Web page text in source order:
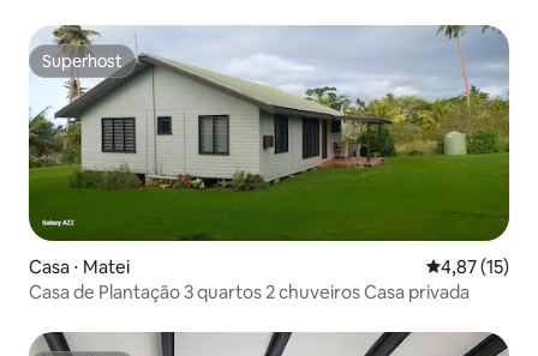
Superhost
Superhost
Casa ⋅ Matei 4,87 de uma
4,87 (15)
Casa de Plantação 3 quartos 2 chuveiros Casa privada